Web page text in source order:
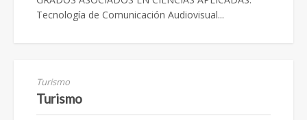
Tecnología de Comunicación Audiovisual...
Turismo
Turismo